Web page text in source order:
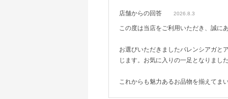
店舗からの回答 2026.8.3
この度は当店をご利用いただき、誠に
お選びいただきましたバレンシアガと
じます。お気に入りの一足となりまし
これからも魅力あるお品物を揃えてま